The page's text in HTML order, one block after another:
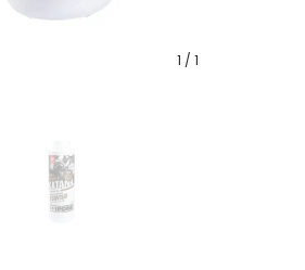
1 / 1